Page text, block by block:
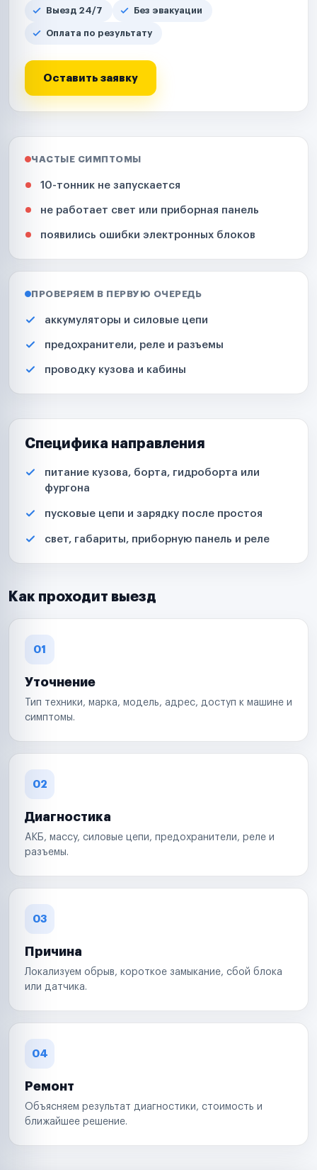
Выезд 24/7 Без эвакуации
Оплата по результату
Оставить заявку
ЧАСТЫЕ СИМПТОМЫ
10-тонник не запускается
не работает свет или приборная панель
появились ошибки электронных блоков
ПРОВЕРЯЕМ В ПЕРВУЮ ОЧЕРЕДЬ
аккумуляторы и силовые цепи
предохранители, реле и разъемы
проводку кузова и кабины
Специфика направления
питание кузова, борта, гидроборта или
фургона
пусковые цепи и зарядку после простоя
свет, габариты, приборную панель и реле
Как проходит выезд
01
Уточнение
Тип техники, марка, модель, адрес, доступ к машине и
симптомы.
02
Диагностика
АКБ, массу, силовые цепи, предохранители, реле и
разъемы.
03
Причина
Локализуем обрыв, короткое замыкание, сбой блока
или датчика.
04
Ремонт
Объясняем результат диагностики, стоимость и
ближайшее решение.